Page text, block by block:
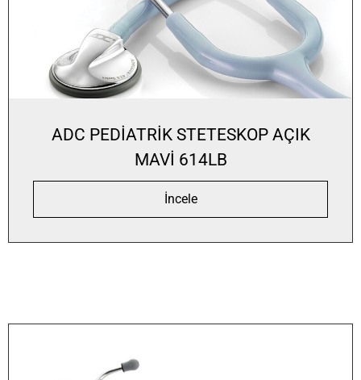
ADC PEDİATRİK STETESKOP AÇIK
MAVİ 614LB
İncele